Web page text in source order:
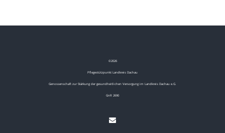
©2026
Pflegestützpunkt Landkreis Dachau
Genossenschaft zur Stärkung der gesundheitlichen Versorgung im Landkreis Dachau e.G.
GnR 2690